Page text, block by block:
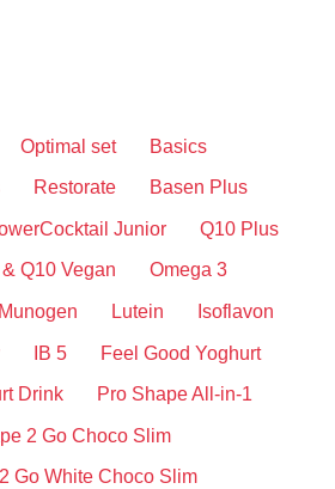
Optimal set Basics
Restorate Basen Plus
Junior Q10 Plus
Q10 Vegan Omega 3
Munogen Lutein Isoflavon
IB 5 Feel Good Yoghurt
Drink Pro Shape All-in-1
2 Go Choco Slim
Go White Choco Slim